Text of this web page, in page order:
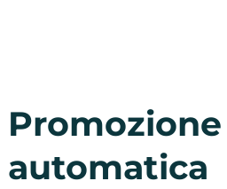
Promozione
automatica